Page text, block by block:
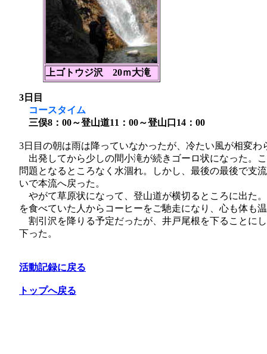
上ゴトウジ沢 20ｍ大滝
3日目
コースタイム
三俣8：00～登山道11：00～登山口14：00
3日目の朝は雨は降っていなかったが、冷たい風が相変わ
出発してから少しの間小滝が続きゴーロ状になった。
問題となるところなく水涸れ。しかし、最後の最後で支
いで本流へ戻った。
やがて草原状になって、登山道が横切るところに出た
を食べていた人からコーヒーをご馳走になり、心も体も
割引沢を降りる予定だったが、井戸尾根を下ることに
下った。
活動記録に戻る
トップへ戻る